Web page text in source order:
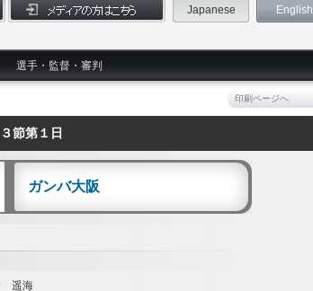
Japanese English
選手・監督・審判
印刷ページへ
節第１日
ガンバ大阪
遥海